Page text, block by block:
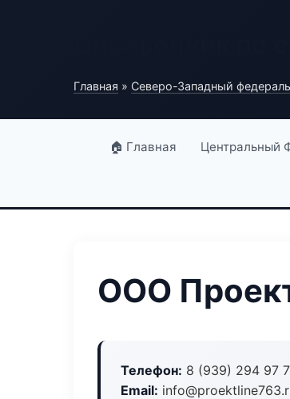
Главная » Северо-Западный
🏠 Главная Центральный
ООО
Телефон: 8 (939) 294 97
Email: